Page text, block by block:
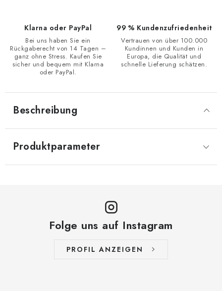
Klarna oder PayPal
Bei uns haben Sie ein
Rückgaberecht von 14 Tagen –
ganz ohne Stress. Kaufen Sie
sicher und bequem mit Klarna
oder PayPal.
99 % Kundenzufriedenheit
Vertrauen von über 100.000
Kundinnen und Kunden in
Europa, die Qualität und
schnelle Lieferung schätzen.
Beschreibung
Produktparameter
Folge uns auf Instagram
PROFIL ANZEIGEN